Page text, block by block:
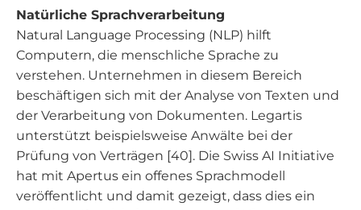
Natürliche Sprachverarbeitung
Natural Language Processing (NLP) hilft
Computern, die menschliche Sprache zu
verstehen. Unternehmen in diesem Bereich
beschäftigen sich mit der Analyse von Texten und
der Verarbeitung von Dokumenten. Legartis
unterstützt beispielsweise Anwälte bei der
Prüfung von Verträgen [40]. Die Swiss AI Initiative
hat mit Apertus ein offenes Sprachmodell
veröffentlicht und damit gezeigt, dass dies ein